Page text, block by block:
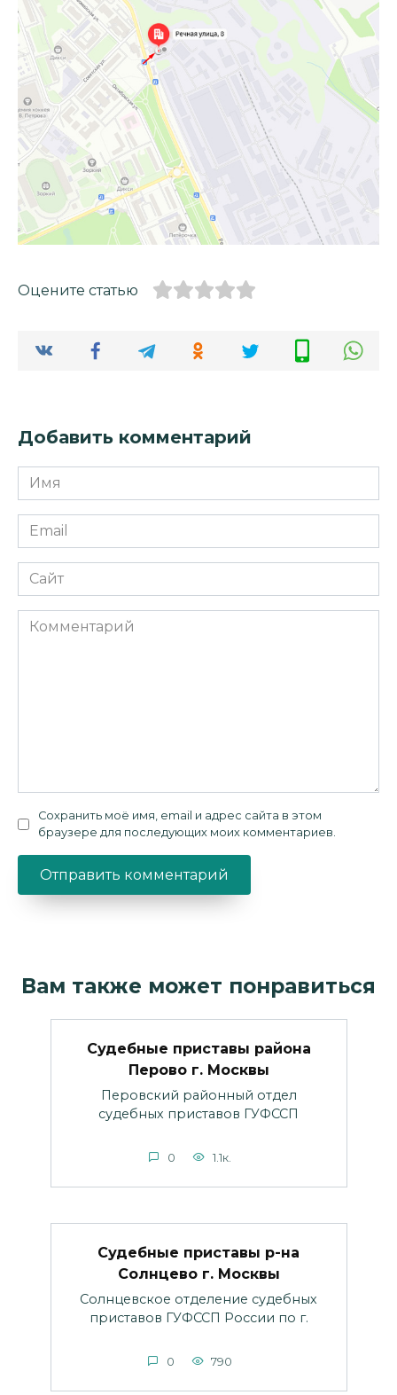
Оцените статью
Добавить комментарий
Имя
*
Email
*
Сайт
Комментарий
Сохранить моё имя, email и адрес сайта в этом
браузере для последующих моих комментариев.
Вам также может понравиться
Судебные приставы района
Перово г. Москвы
Перовский районный отдел
судебных приставов ГУФССП
0 1.1к.
Судебные приставы р-на
Солнцево г. Москвы
Солнцевское отделение судебных
приставов ГУФССП России по г.
0 790